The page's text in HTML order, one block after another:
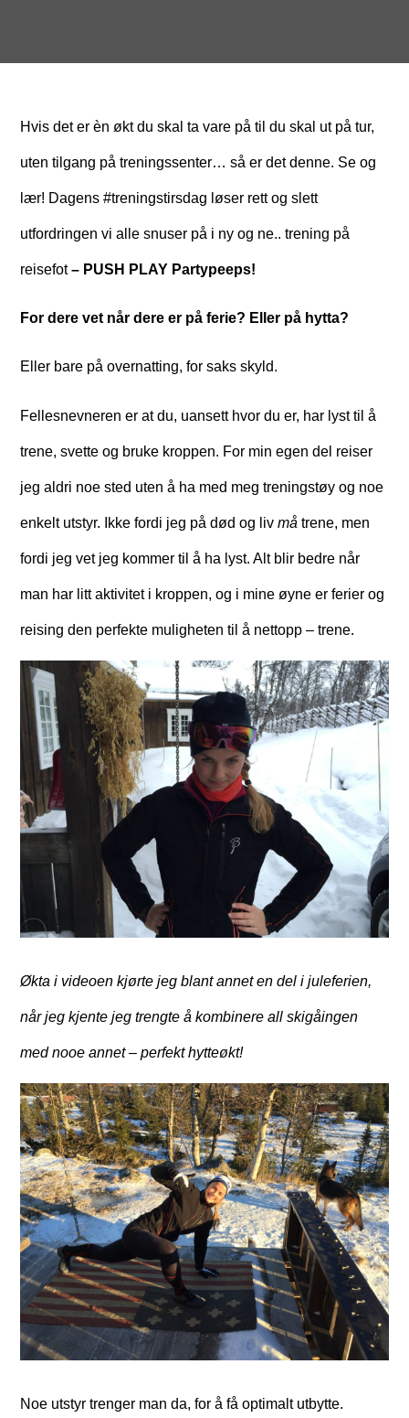
Hvis det er èn økt du skal ta vare på til du skal ut på tur,
uten tilgang på treningssenter… så er det denne. Se og
lær! Dagens #treningstirsdag løser rett og slett
utfordringen vi alle snuser på i ny og ne.. trening på
reisefot– PUSH PLAY Partypeeps!
For dere vet når dere er på ferie? Eller på hytta?
Eller bare på overnatting, for saks skyld.
Fellesnevneren er at du, uansett hvor du er, har lyst til å
trene, svette og bruke kroppen. For min egen del reiser
jeg aldri noe sted uten å ha med meg treningstøy og noe
enkelt utstyr. Ikke fordi jeg på død og livmåtrene, men
fordi jeg vet jeg kommer til å ha lyst. Alt blir bedre når
man har litt aktivitet i kroppen, og i mine øyne er ferier og
reising den perfekte muligheten til å nettopp – trene.
Økta i videoen kjørte jeg blant annet en del i juleferien,
når jeg kjente jeg trengte å kombinere all skigåingen
med nooe annet – perfekt hytteøkt!
Noe utstyr trenger man da, for å få optimalt utbytte.